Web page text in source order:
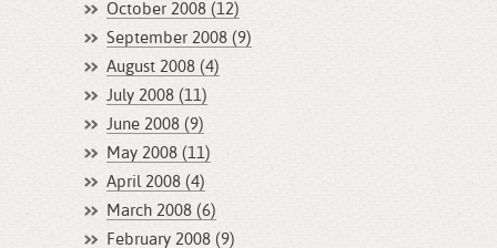
October 2008 (12)
September 2008 (9)
August 2008 (4)
July 2008 (11)
June 2008 (9)
May 2008 (11)
April 2008 (4)
March 2008 (6)
February 2008 (9)